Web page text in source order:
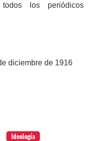
todos los periódicos
diciembre de 1916
Ideología